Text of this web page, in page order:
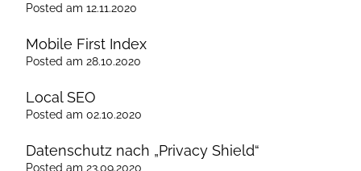
Posted am 12.11.2020
Mobile First Index
Posted am 28.10.2020
Local SEO
Posted am 02.10.2020
Datenschutz nach „Privacy Shield“
Posted am 23.09.2020